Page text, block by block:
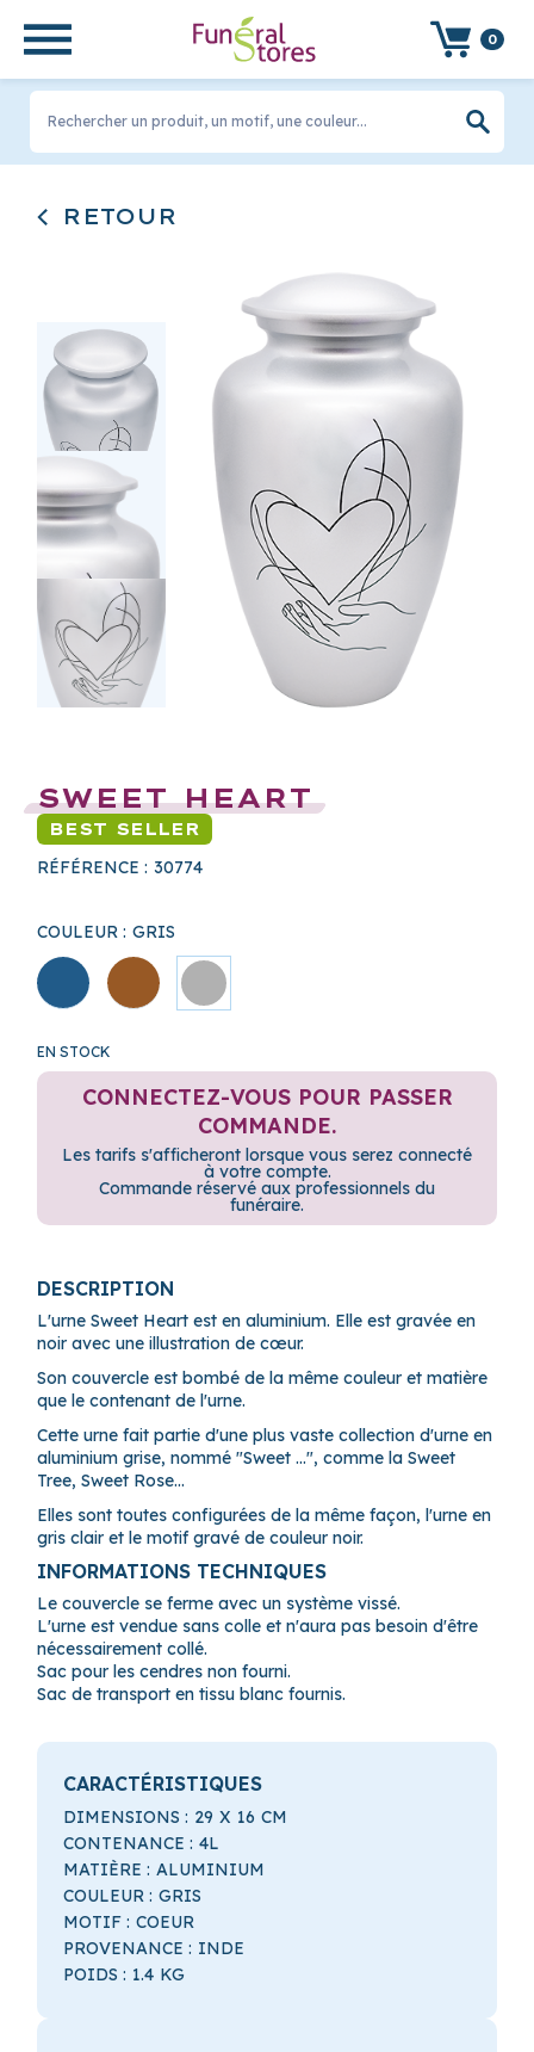
0
Rechercher un produit, un motif, une couleur...
RETOUR
SWEET HEART
BEST SELLER
RÉFÉRENCE : 30774
COULEUR : GRIS
EN STOCK
CONNECTEZ-VOUS POUR PASSER
COMMANDE.
Les tarifs s'afficheront lorsque vous serez connecté
à votre compte.
Commande réservé aux professionnels du
funéraire.
DESCRIPTION
L'urne Sweet Heart est en aluminium. Elle est gravée en
noir avec une illustration de cœur.
Son couvercle est bombé de la même couleur et matière
que le contenant de l'urne.
Cette urne fait partie d'une plus vaste collection d'urne en
aluminium grise, nommé "Sweet ...", comme la Sweet
Tree, Sweet Rose...
Elles sont toutes configurées de la même façon, l'urne en
gris clair et le motif gravé de couleur noir.
INFORMATIONS TECHNIQUES
Le couvercle se ferme avec un système vissé.
L'urne est vendue sans colle et n'aura pas besoin d'être
nécessairement collé.
Sac pour les cendres non fourni.
Sac de transport en tissu blanc fournis.
CARACTÉRISTIQUES
DIMENSIONS : 29 X 16 CM
CONTENANCE : 4L
MATIÈRE : ALUMINIUM
COULEUR : GRIS
MOTIF : COEUR
PROVENANCE : INDE
POIDS : 1.4 KG